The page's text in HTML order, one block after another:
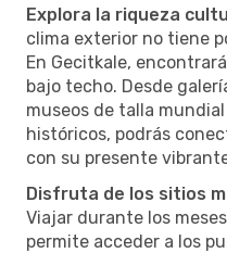
Explora la riqueza
clima exterior no tiene
En Gecitkale,
bajo techo. Desde
museos de talla
históricos, podrás
con su presente
Disfruta de los sitios
Viajar durante los
permite acceder a los